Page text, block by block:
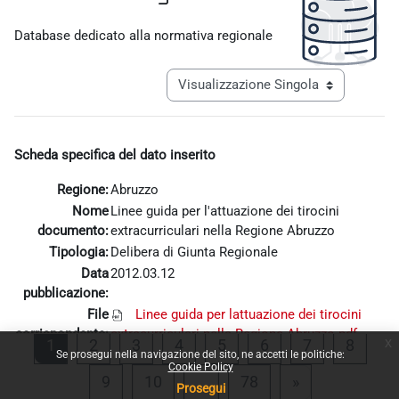
Se prosegui nella navigazione del sito, ne accetti le politiche:
Cookie Policy
Prosegui
Database dedicato alla normativa regionale
Navigazione terziaria modalità
Scheda specifica del dato inserito
Regione:Abruzzo
Nome
documento:
Linee guida per l'attuazione dei tirocini
extracurriculari nella Regione Abruzzo
Tipologia:Delibera di Giunta Regionale
Data
pubblicazione:
2012.03.12
File
corrispondente:
Linee guida per lattuazione dei tirocini
extracurriculari nella Regione Abruzzo.pdf
Pagina 1Pagina 2Pagina 3
4 Pagina 4
5Pagina 5Pagina 6Pagina 7
Pagina 10
…